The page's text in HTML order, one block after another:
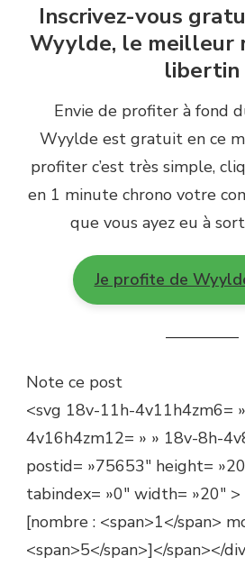
Inscrivez-vous
Wyylde, le meilleur
libertin
Envie de profiter à fond
Wyylde est gratuit en ce
profiter c’est très simple,
en 1 minute chrono votre
que vous ayez eu à
Je profite de
————–
Note ce post
<svg 18v-11h-4v11h4zm6=
4v16h4zm12= » » 18v-8h-
postid= »75653″ height=
tabindex= »0″ width= »20″ >
[nombre : <span>1</span>
<span>5</span>]</span></